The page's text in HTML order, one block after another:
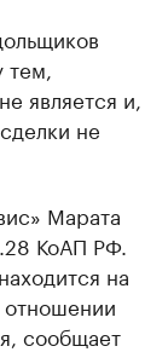
является и,
не
Марата
КоАП РФ.
на
сообщает